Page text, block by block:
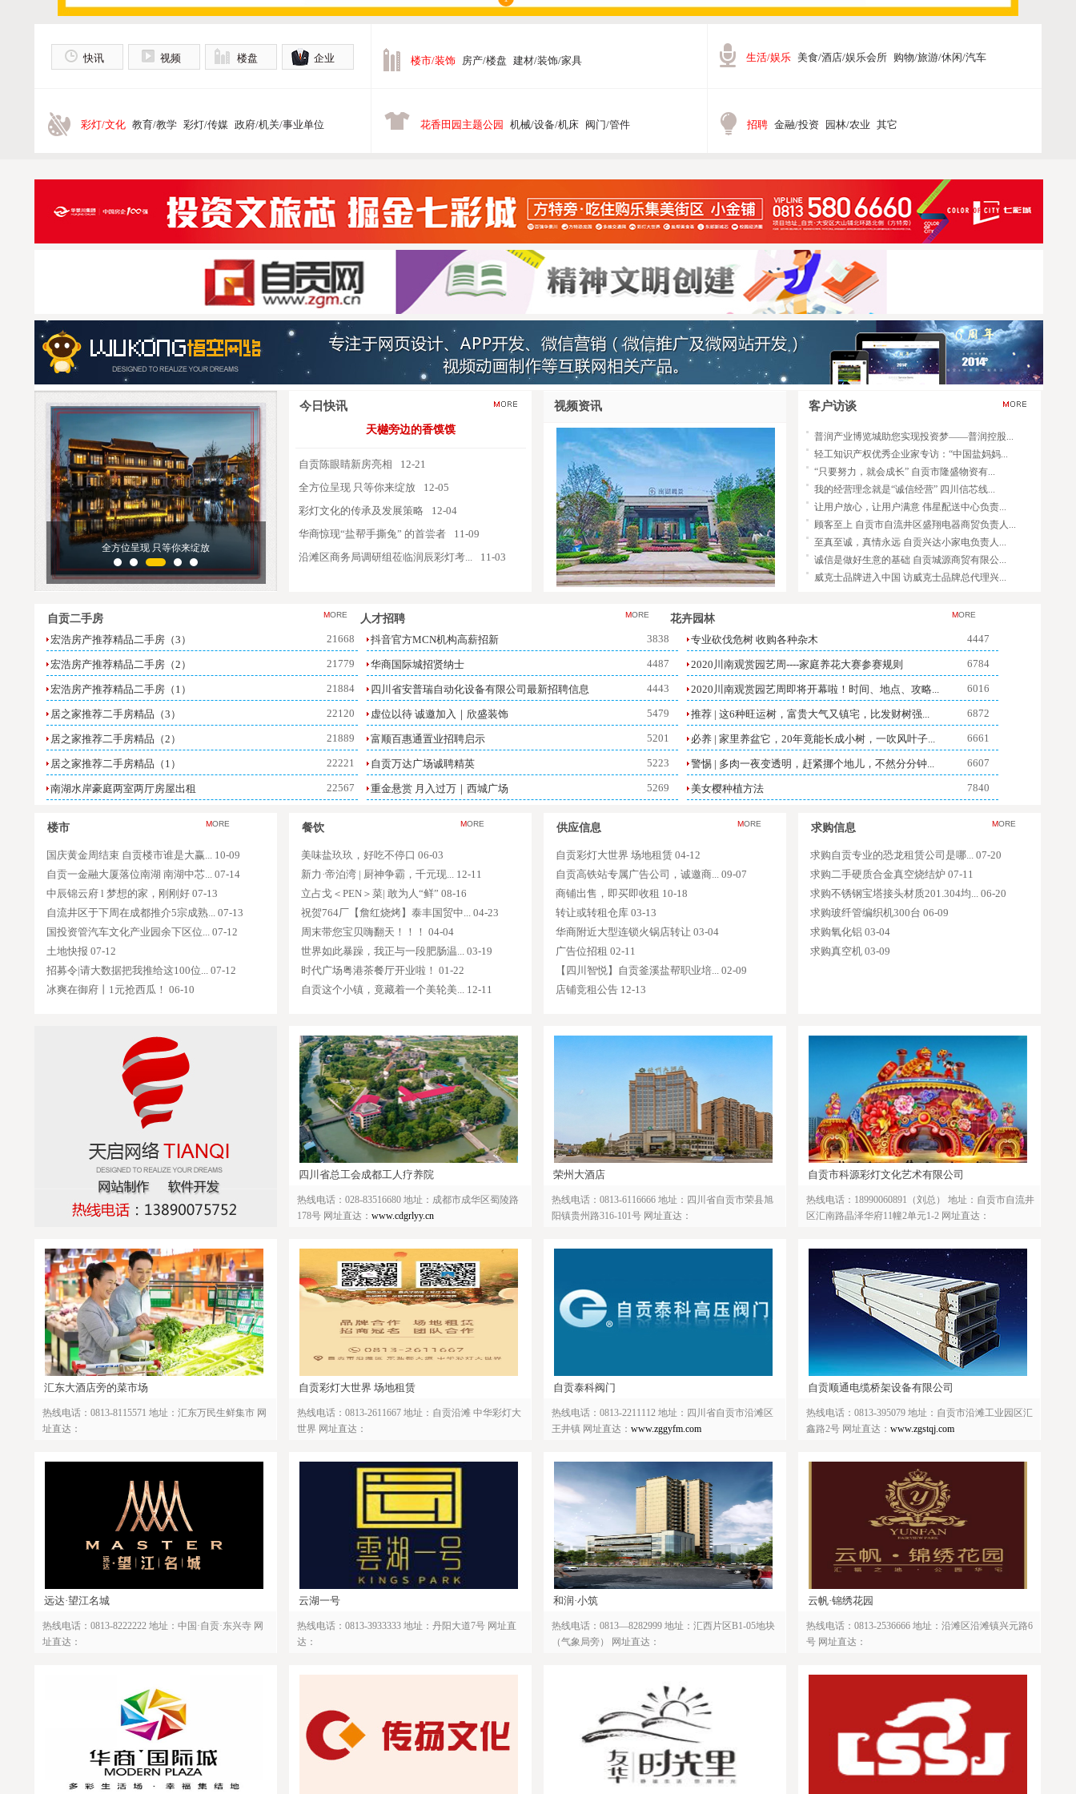
快讯 视频 楼盘 企业 楼市/装饰 房产/楼盘 建材/装饰/家具 生活/娱乐 美食/酒店/娱乐会所 购物/旅游/休闲/汽车
彩灯/文化 教育/教学 彩灯/传媒 政府/机关/事业单位 花香田园主题公园 机械/设备/机床 阀门/管件 招聘 金融/投资 园林/农业 其它
全方位呈现 只等你来绽放 四川省总工会成都工人疗养院
今日快讯
天樾旁边的香馍馍
自贡陈眼睛新房亮相
12-21
全方位呈现 只等你来绽放
12-05
彩灯文化的传承及发展策略
12-04
华商惊现“盐帮手撕兔” 的首尝者
11-09
沿滩区商务局调研组莅临润辰彩灯考...
11-03
视频资讯 客户访谈
轻工知识产权优秀企业家专访：“中国盐妈妈...
“只要努力，就会成长” 自贡市隆盛物资有...
我的经营理念就是“诚信经营” 四川信芯线...
让用户放心，让用户满意 伟星配送中心负责...
顾客至上 自贡市自流井区盛翔电器商贸负责人...
至真至诚，真情永远 自贡兴达小家电负责人...
诚信是做好生意的基础 自贡城源商贸有限公...
威克士品牌进入中国 访威克士品牌总代理兴...
一切为了用户 自贡市盐龙燃气水暖实业服务部...
讲诚信，讲服务 自贡市益盛贸易有限公司负...
诚信经营，突出服务 自贡市常安电器有限公...
普润产业博览城助您实现投资梦——普润控股...
自贡二手房 MORE 人才招聘 MORE 花卉园林 MORE
宏浩房产推荐精品二手房（3） 21668
宏浩房产推荐精品二手房（2） 21779
宏浩房产推荐精品二手房（1） 21884
居之家推荐二手房精品（3） 22120
居之家推荐二手房精品（2） 21889
居之家推荐二手房精品（1） 22221
南湖水岸豪庭两室两厅房屋出租 22567
光大家园住房出售 8827
北苑A区115平米住房出售 7988
山水名苑精装房出售（CC031） 6917
林涧美墅精装两室出售（CC029） 6061
远达花园精装房出售（CC030）
抖音官方MCN机构高薪招新 3838
华商国际城招贤纳士 4487
四川省安普瑞自动化设备有限公司最新招聘信息 4443
虚位以待 诚邀加入｜欣盛装饰 5479
富顺百惠通置业招聘启示 5201
自贡万达广场诚聘精英 5223
重金悬赏 月入过万｜西城广场 5269
招聘服务员 5430
中港·燊海森林｜未来已来 就等你了 5522
全国知名文旅集团华强方特自贡方特乐园招人啦 6966
海棠锦城｜高薪抢人 5481
华强方特诚聘财务会计、仓管员各1名
专业砍伐危树 收购各种杂木 4447
2020川南观赏园艺周----家庭养花大赛参赛规则 6784
2020川南观赏园艺周即将开幕啦！时间、地点、攻略... 6016
推荐 | 这6种旺运树，富贵大气又镇宅，比发财树强... 6872
必养 | 家里养盆它，20年竟能长成小树，一吹风叶子... 6661
警惕 | 多肉一夜变透明，赶紧挪个地儿，不然分分钟... 6607
美女樱种植方法 7840
楼市 MORE
国庆黄金周结束 自贡楼市谁是大赢... 10-09
自贡一金融大厦落位南湖 南湖中芯... 07-14
中辰锦云府 l 梦想的家，刚刚好 07-13
自流井区于下周在成都推介5宗成熟... 07-13
国投资管汽车文化产业园余下区位... 07-12
土地快报 07-12
招募令|请大数据把我推给这100位... 07-12
冰爽在御府丨1元抢西瓜！ 06-10
餐饮 MORE
美味盐玖玖，好吃不停口 06-03
新力·帝泊湾 | 厨神争霸，千元现... 12-11
立占戈＜PEN＞菜| 敢为人“鲜” 08-16
祝贺764厂【詹红烧烤】泰丰国贸中... 04-23
周末带您宝贝嗨翻天！！！ 04-04
世界如此暴躁，我正与一段肥肠温... 03-19
时代广场粤港茶餐厅开业啦！ 01-22
自贡这个小镇，竟藏着一个美轮美... 12-11
供应信息 MORE
自贡彩灯大世界 场地租赁 04-12
自贡高铁站专属广告公司，诚邀商... 09-07
商铺出售，即买即收租 10-18
转让或转租仓库 03-13
华商附近大型连锁火锅店转让 03-04
广告位招租 02-11
【四川智悦】自贡釜溪盐帮职业培... 02-09
店铺竞租公告 12-13
求购信息 MORE
求购自贡专业的恐龙租赁公司是哪... 07-20
求购二手硬质合金真空烧结炉 07-11
求购不锈钢宝塔接头材质201.304均... 06-20
求购玻纤管编织机300台 06-09
求购氧化铝 03-04
求购真空机 03-09
四川省总工会成都工人疗养院
热线电话：028-83516680 地址：成都市成华区蜀陵路
178号 网址直达： www.cdgrlyy.cn
荣州大酒店
热线电话：0813-6116666 地址：四川省自贡市荣县旭
阳镇贵州路316-101号 网址直达：
自贡市科源彩灯文化艺术有限公司
热线电话：18990060891（刘总） 地址：自贡市自流井
区汇南路晶泽华府11幢2单元1-2 网址直达：
汇东大酒店旁的菜市场
热线电话：0813-8115571 地址：汇东万民生鲜集市 网
址直达：
自贡彩灯大世界 场地租赁
热线电话：0813-2611667 地址：自贡沿滩 中华彩灯大
世界 网址直达：
自贡泰科阀门
热线电话：0813-2211112 地址：四川省自贡市沿滩区
王井镇 网址直达： www.zggyfm.com
自贡顺通电缆桥架设备有限公司
热线电话：0813-395079 地址：自贡市沿滩工业园区汇
鑫路2号 网址直达： www.zgstqj.com
远达·望江名城
热线电话：0813-8222222 地址：中国·自贡·东兴寺 网
址直达：
云湖一号
热线电话：0813-3933333 地址：丹阳大道7号 网址直
达：
和润·小筑
热线电话：0813—8282999 地址：汇西片区B1-05地块
（气象局旁） 网址直达：
云帆·锦绣花园
热线电话：0813-2536666 地址：沿滩区沿滩镇兴元路6
号 网址直达：